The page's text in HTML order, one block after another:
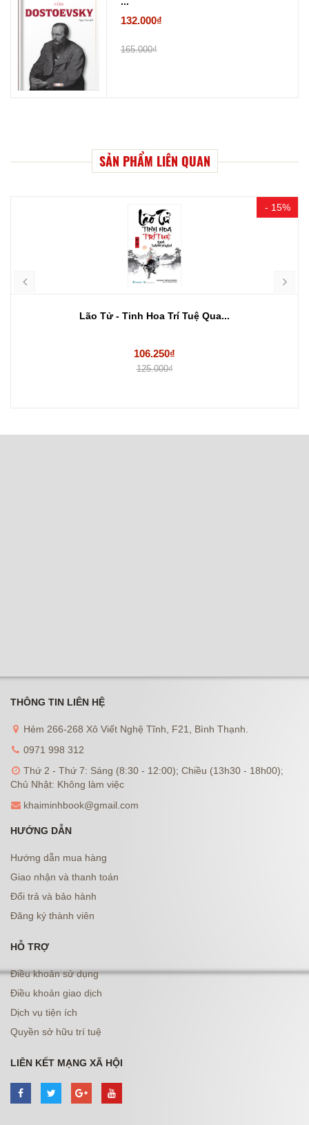
132.000₫
165.000₫
SẢN PHẨM LIÊN QUAN
- 15%
Lão Tử - Tinh Hoa Trí Tuệ Qua...
106.250₫
125.000₫
THÔNG TIN LIÊN HỆ
Hẻm 266-268 Xô Viết Nghệ Tĩnh, F21, Bình Thạnh.
0971 998 312
Thứ 2 - Thứ 7: Sáng (8:30 - 12:00); Chiều (13h30 - 18h00);
Chủ Nhật: Không làm việc
khaiminhbook@gmail.com
HƯỚNG DẪN
Hướng dẫn mua hàng
Giao nhận và thanh toán
Đổi trả và bảo hành
Đăng ký thành viên
HỖ TRỢ
Điều khoản sử dụng
Điều khoản giao dịch
Dịch vụ tiện ích
Quyền sở hữu trí tuệ
LIÊN KẾT MẠNG XÃ HỘI